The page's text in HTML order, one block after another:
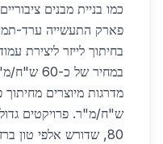
כמו בניית מבנים
במחיר של
ש"ח/מ"ר. פרויקטים
80, שדורש אלפי טון